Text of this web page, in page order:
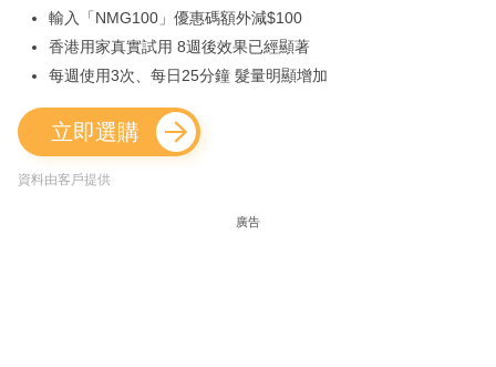
輸入「NMG100」優惠碼額外減$100
香港用家真實試用 8週後效果已經顯著
每週使用3次、每日25分鐘 髮量明顯增加
立即選購
資料由客戶提供
廣告